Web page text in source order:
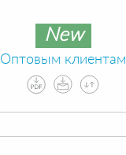
New
Оптовым клиентам